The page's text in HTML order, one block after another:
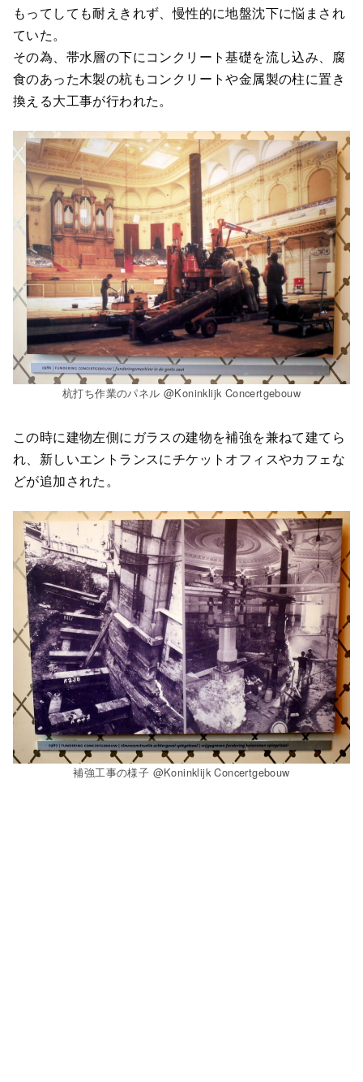
もってしても耐えきれず、慢性的に地盤沈下に悩まされ
ていた。
その為、帯水層の下にコンクリート基礎を流し込み、腐
食のあった木製の杭もコンクリートや金属製の柱に置き
換える大工事が行われた。
杭打ち作業のパネル @Koninklijk Concertgebouw
この時に建物左側にガラスの建物を補強を兼ねて建てら
れ、新しいエントランスにチケットオフィスやカフェな
どが追加された。
補強工事の様子 @Koninklijk Concertgebouw